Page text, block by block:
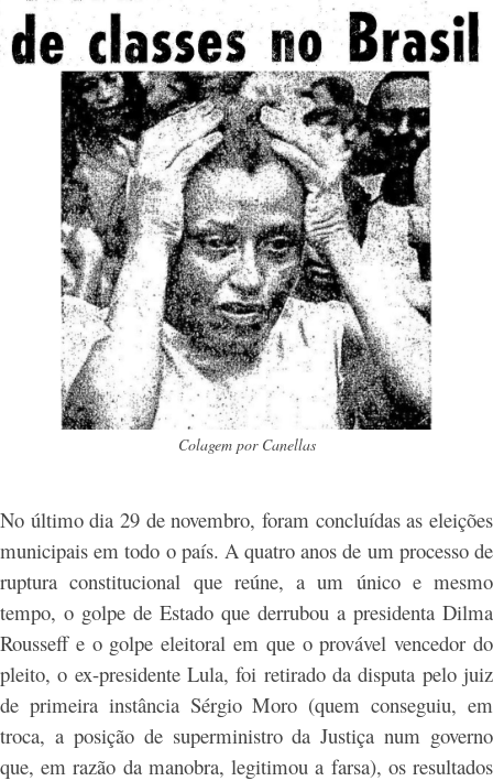
Colagem por Canellas
No último dia 29 de novembro, foram concluídas as eleições
municipais em todo o país. A quatro anos de um processo de
ruptura constitucional que reúne, a um único e mesmo
tempo, o golpe de Estado que derrubou a presidenta Dilma
Rousseff e o golpe eleitoral em que o provável vencedor do
pleito, o ex-presidente Lula, foi retirado da disputa pelo juiz
de primeira instância Sérgio Moro (quem conseguiu, em
troca, a posição de superministro da Justiça num governo
que, em razão da manobra, legitimou a farsa), os resultados